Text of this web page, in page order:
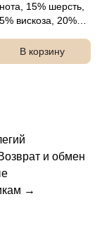
15% шерсть,
вискоза, 20%
2
В корзину
и обмен
→